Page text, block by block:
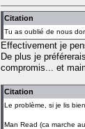
Citation
Tu as oublié de nous
Effectivement je
De plus je
compromis... et
Citation
Le problème, si je lis
Man Read (ca marche